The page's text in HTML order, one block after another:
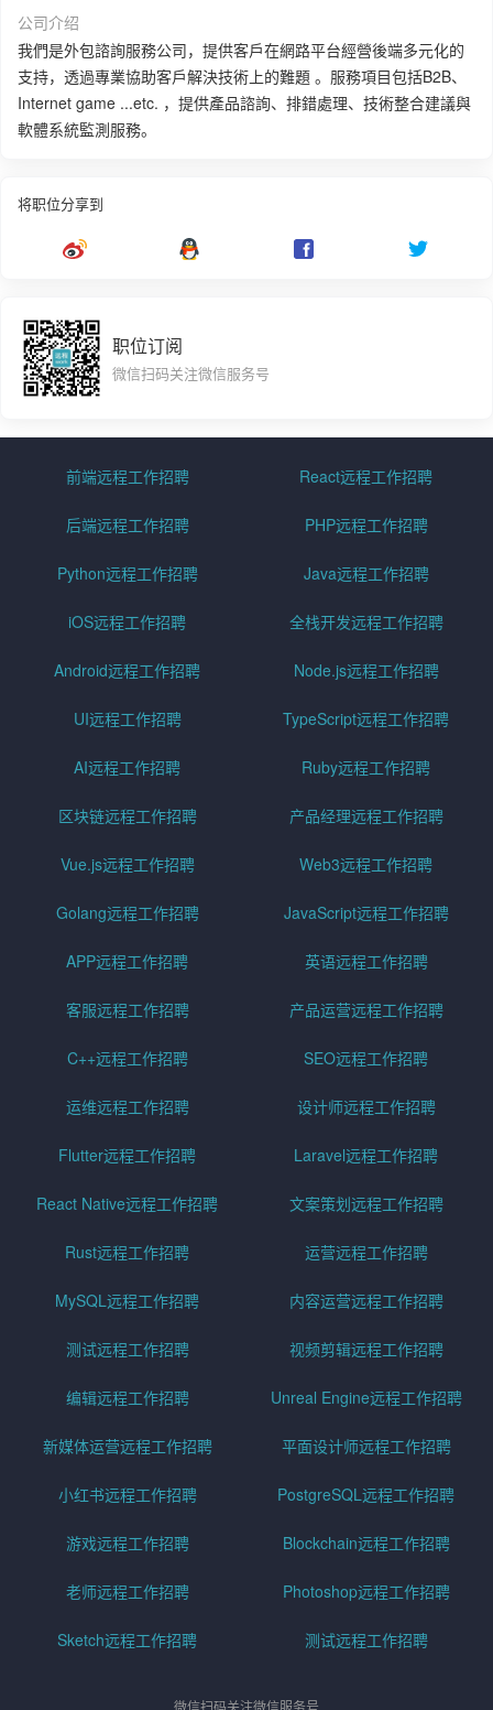
公司介绍
我們是外包諮詢服務公司，提供客戶在網路平台經營後端多元化的
支持，透過專業協助客戶解決技術上的難題 。服務項目包括B2B、
Internet game ...etc. ，提供產品諮詢、排錯處理、技術整合建議與
軟體系統監測服務。
将职位分享到
职位订阅
微信扫码关注微信服务号
前端远程工作招聘 React远程工作招聘
后端远程工作招聘 PHP远程工作招聘
Python远程工作招聘 Java远程工作招聘
iOS远程工作招聘 全栈开发远程工作招聘
Android远程工作招聘 Node.js远程工作招聘
UI远程工作招聘 TypeScript远程工作招聘
AI远程工作招聘 Ruby远程工作招聘
区块链远程工作招聘 产品经理远程工作招聘
Vue.js远程工作招聘 Web3远程工作招聘
Golang远程工作招聘 JavaScript远程工作招聘
APP远程工作招聘 英语远程工作招聘
客服远程工作招聘 产品运营远程工作招聘
C++远程工作招聘 SEO远程工作招聘
运维远程工作招聘 设计师远程工作招聘
Flutter远程工作招聘 Laravel远程工作招聘
React Native远程工作招聘 文案策划远程工作招聘
Rust远程工作招聘 运营远程工作招聘
MySQL远程工作招聘 内容运营远程工作招聘
测试远程工作招聘 视频剪辑远程工作招聘
编辑远程工作招聘 Unreal Engine远程工作招聘
新媒体运营远程工作招聘 平面设计师远程工作招聘
小红书远程工作招聘 PostgreSQL远程工作招聘
游戏远程工作招聘 Blockchain远程工作招聘
老师远程工作招聘 Photoshop远程工作招聘
Sketch远程工作招聘 测试远程工作招聘
微信扫码关注微信服务号